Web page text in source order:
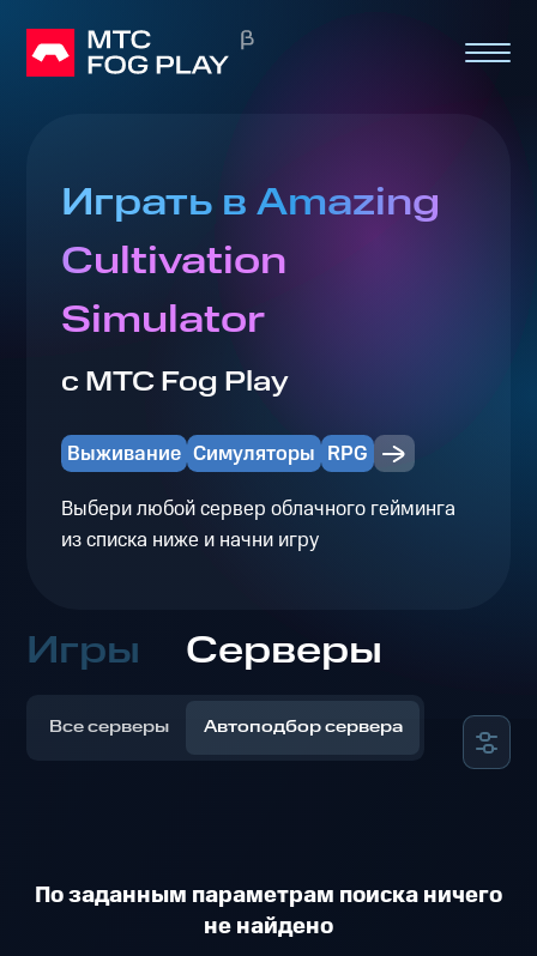
Играть в Amazing
Cultivation
Simulator
с МТС Fog Play
Выживание Симуляторы RPG
Выбери любой сервер облачного гейминга
из списка ниже и начни игру
Игры Серверы
Все серверы Автоподбор сервера
По заданным параметрам поиска ничего
не найдено